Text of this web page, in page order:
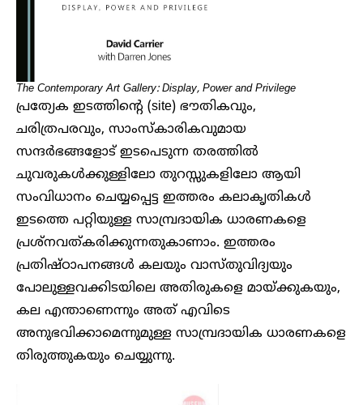
The Contemporary Art Gallery: Display, Power and Privilege
പ്രത്യേക ഇടത്തിന്റെ (site) ഭൗതികവും,
ചരിത്രപരവും, സാംസ്കാരികവുമായ
സന്ദർഭങ്ങളോട് ഇടപെടുന്ന തരത്തിൽ
ചുവരുകൾക്കുള്ളിലോ തുറസ്സുകളിലോ ആയി
സംവിധാനം ചെയ്യപ്പെട്ട ഇത്തരം കലാകൃതികൾ
ഇടത്തെ പറ്റിയുള്ള സാമ്പ്രദായിക ധാരണകളെ
പ്രശ്നവത്കരിക്കുന്നതുകാണാം. ഇത്തരം
പ്രതിഷ്ഠാപനങ്ങൾ കലയും വാസ്തുവിദ്യയും
പോലുള്ളവക്കിടയിലെ അതിരുകളെ മായ്ക്കുകയും,
കല എന്താണെന്നും അത് എവിടെ
അനുഭവിക്കാമെന്നുമുള്ള സാമ്പ്രദായിക ധാരണകളെ
തിരുത്തുകയും ചെയ്യുന്നു.